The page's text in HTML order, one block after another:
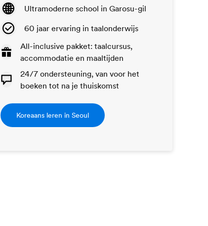
Ultramoderne school in Garosu-gil
60 jaar ervaring in taalonderwijs
All-inclusive pakket: taalcursus,
accommodatie en maaltijden
24/7 ondersteuning, van voor het
boeken tot na je thuiskomst
Koreaans leren in Seoul